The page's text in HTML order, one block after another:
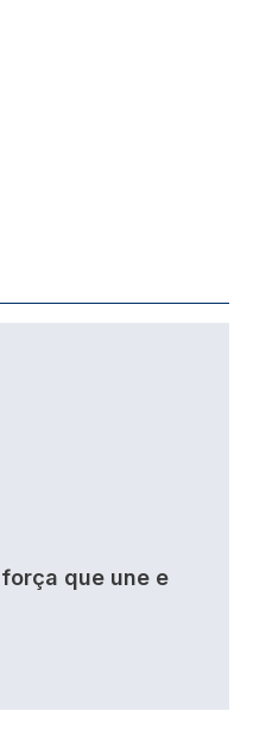
que une e